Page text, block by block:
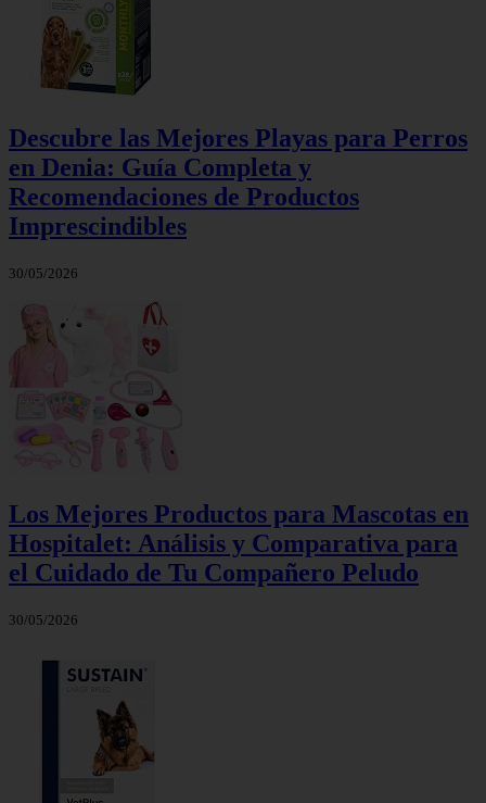
Descubre las Mejores Playas para Perros
en Denia: Guía Completa y
Recomendaciones de Productos
Imprescindibles
30/05/2026
Los Mejores Productos para Mascotas en
Hospitalet: Análisis y Comparativa para
el Cuidado de Tu Compañero Peludo
30/05/2026